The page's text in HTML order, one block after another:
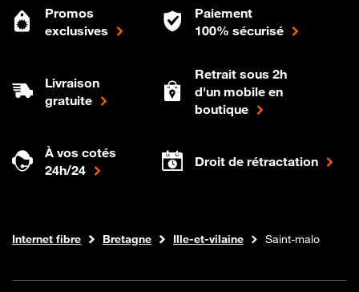
Promos
exclusives
Paiement
100% sécurisé
Livraison
gratuite
Retrait sous 2h
d'un mobile en
boutique
À vos cotés
24h/24
Droit de rétractation
Boutique Orange
Internet fibre Bretagne Ille-et-vilaine Saint-malo